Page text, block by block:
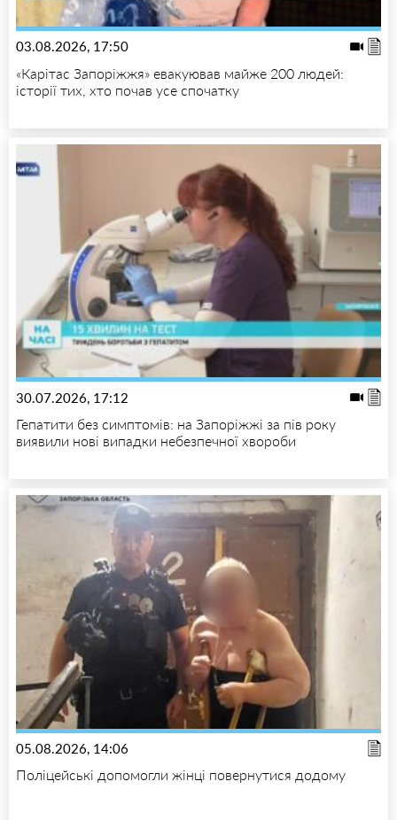
03.08.2026, 17:50
«Карітас Запоріжжя» евакуював майже 200 людей:
історії тих, хто почав усе спочатку
30.07.2026, 17:12
Гепатити без симптомів: на Запоріжжі за пів року
виявили нові випадки небезпечної хвороби
05.08.2026, 14:06
Поліцейські допомогли жінці повернутися додому